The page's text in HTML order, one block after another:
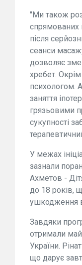
"Ми також
спрямованих
після
сеанси
дозволяє
хребет.
психологом.
заняття
грязьовими
сукупності
У межах
зазнали
Ахметов -
до 18 років,
ушкодження в
Завдяки
отримали
України.
що дарує